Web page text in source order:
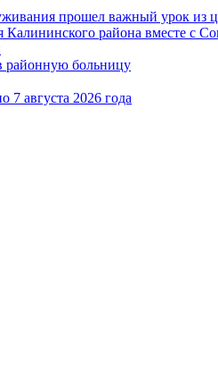
прошел важный урок из
района вместе с
районную больницу
августа 2026 года